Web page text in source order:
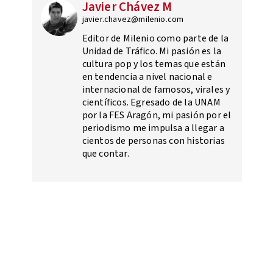
Javier Chávez M
javier.chavez@milenio.com
Editor de Milenio como parte de la
Unidad de Tráfico. Mi pasión es la
cultura pop y los temas que están
en tendencia a nivel nacional e
internacional de famosos, virales y
científicos. Egresado de la UNAM
por la FES Aragón, mi pasión por el
periodismo me impulsa a llegar a
cientos de personas con historias
que contar.